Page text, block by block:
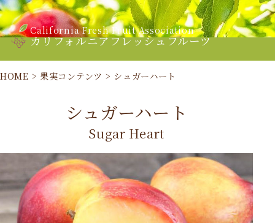
California Fresh Fruit Association
カリフォルニアフレッシュフルーツ
HOME > 果実コンテンツ > シュガーハート
シュガーハート
Sugar Heart